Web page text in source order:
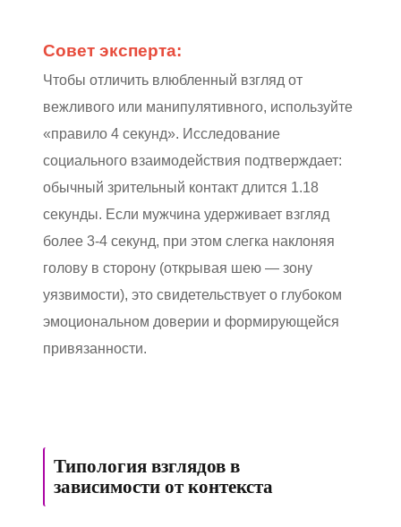
Совет эксперта:
Чтобы отличить влюбленный взгляд от
вежливого или манипулятивного, используйте
«правило 4 секунд». Исследование
социального взаимодействия подтверждает:
обычный зрительный контакт длится 1.18
секунды. Если мужчина удерживает взгляд
более 3-4 секунд, при этом слегка наклоняя
голову в сторону (открывая шею — зону
уязвимости), это свидетельствует о глубоком
эмоциональном доверии и формирующейся
привязанности.
Типология взглядов в
зависимости от контекста